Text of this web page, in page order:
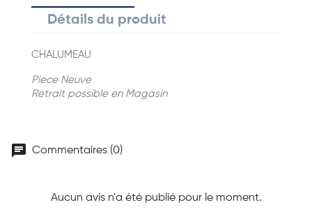
Détails du produit
CHALUMEAU
Piece Neuve
Retrait possible en Magasin
chat Commentaires (0)
Aucun avis n'a été publié pour le moment.